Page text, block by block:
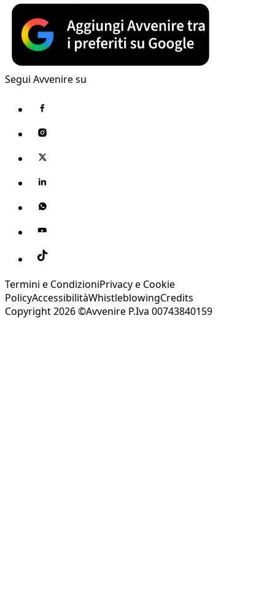
Segui Avvenire su
Termini e CondizioniPrivacy e Cookie
PolicyAccessibilitàWhistleblowingCredits
Copyright 2026 ©Avvenire P.Iva 00743840159